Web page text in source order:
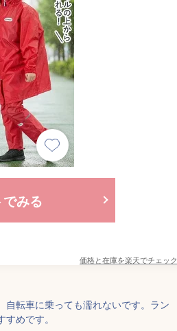
みる
価格と在庫を楽天でチェック
自転車に乗っても濡れないです。ラン
めです。